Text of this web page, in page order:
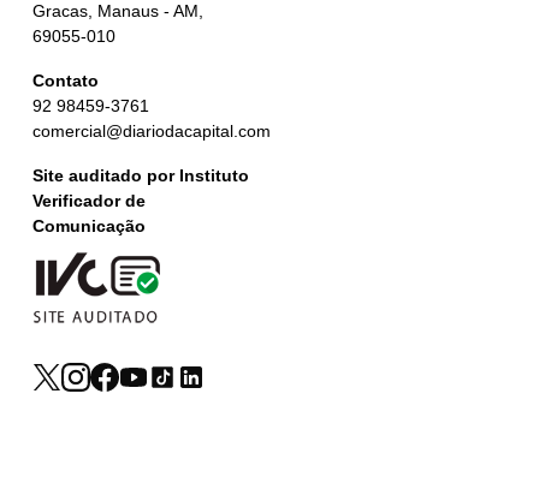
Gracas, Manaus - AM,
69055-010
Contato
92 98459-3761
comercial@diariodacapital.com
Site auditado por Instituto
Verificador de
Comunicação